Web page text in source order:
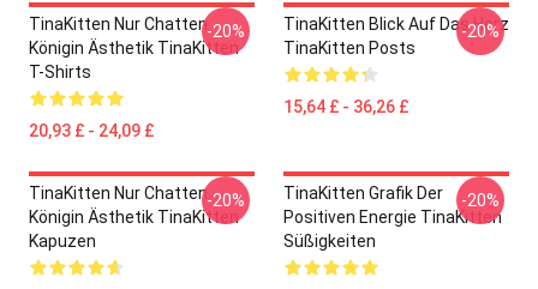
TinaKitten Nur Chatten
Königin Ästhetik TinaKitten
T-Shirts
20,93 £ - 24,09 £
-20%
TinaKitten Blick Auf Das Herz
TinaKitten Posts
15,64 £ - 36,26 £
-20%
TinaKitten Nur Chatten
Königin Ästhetik TinaKitten
Kapuzen
-20%
TinaKitten Grafik Der
Positiven Energie TinaKitten
Süßigkeiten
-20%